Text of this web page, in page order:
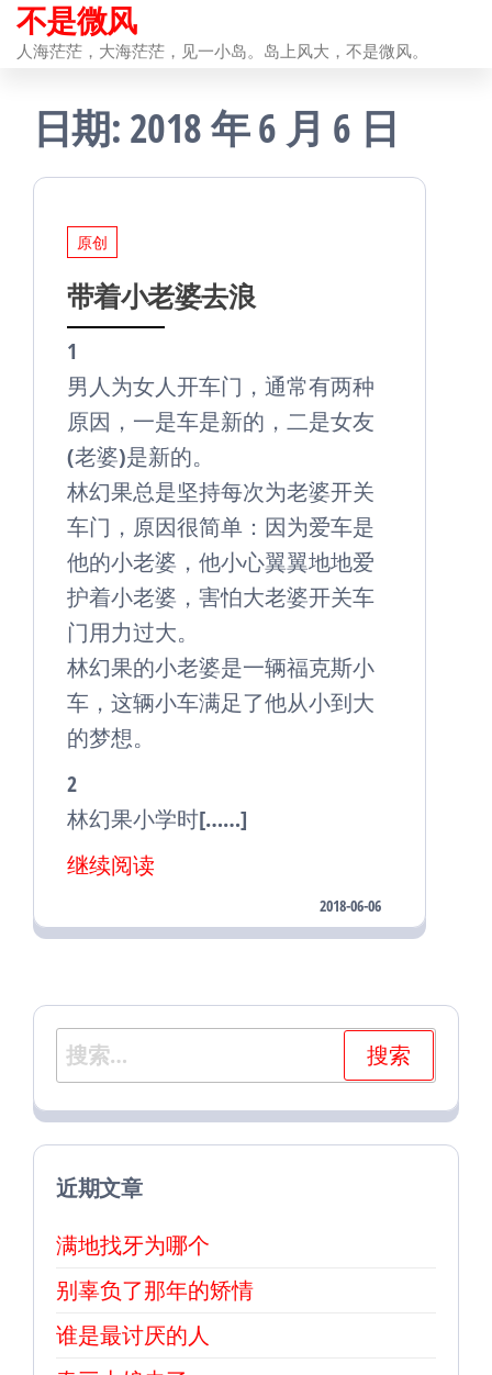
前
往
不是微风
人海茫茫，大海茫茫，见一小岛。岛上风大，不是微风。
日期: 2018 年 6 月 6 日
原创
带着小老婆去浪
1
男人为女人开车门，通常有两种
原因，一是车是新的，二是女友
(老婆)是新的。
林幻果总是坚持每次为老婆开关
车门，原因很简单：因为爱车是
他的小老婆，他小心翼翼地地爱
护着小老婆，害怕大老婆开关车
门用力过大。
林幻果的小老婆是一辆福克斯小
车，这辆小车满足了他从小到大
的梦想。
2
林幻果小学时[……]
继续阅读
2018-06-06
搜
索：
近期文章
满地找牙为哪个
别辜负了那年的矫情
谁是最讨厌的人